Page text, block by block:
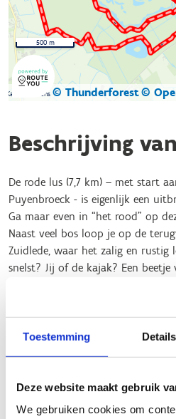
Toestemming Details
Deze website maakt gebruik
We gebruiken cookies om
Kaartgegevens © Thunderforest©
500 m
Beschrijving
De rode lus (7,7 km) – met start
Puyenbroeck - is eigenlijk een
Ga maar even in “het rood” op
Naast veel bos loop je op de
Zuidlede, waar het zalig en rustig
snelst? Jij of de kajak? Een
dierenpark. Er is daar zoveel te
en de pijltjes in het oog om
Kenmerken:
Beloopbaarheid tijdens
Mate van aanwezigheid
Moeilijkheidsgraad: makkelijk